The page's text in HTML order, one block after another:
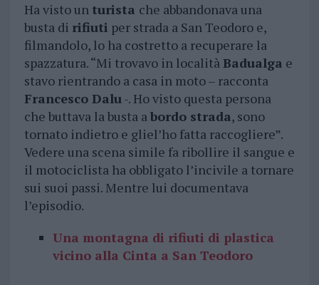
Ha visto un turista che abbandonava una
busta di rifiuti per strada a San Teodoro e,
filmandolo, lo ha costretto a recuperare la
spazzatura. “Mi trovavo in localitàBadualga e
stavo rientrando a casa in moto – racconta
Francesco Dalu-. Ho visto questa persona
che buttava la busta abordo strada, sono
tornato indietro e gliel’ho fatta raccogliere”.
Vedere una scena simile fa ribollire il sangue e
il motociclista ha obbligato l’incivile a tornare
sui suoi passi. Mentre lui documentava
l’episodio.
Una montagna di rifiuti di plastica
vicino alla Cinta a San Teodoro